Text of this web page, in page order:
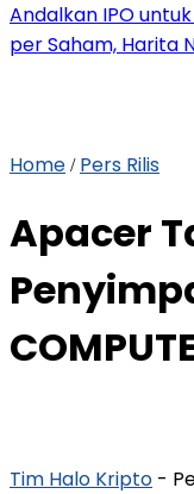
Andalkan IPO
per Saham, Harita
Home / Pers Rilis
Apacer
Tim Halo Kripto -